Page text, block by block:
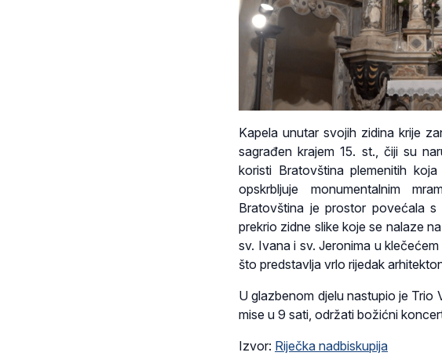
Kapela unutar svojih zidina krije
sagrađen krajem 15. st., čiji su
koristi Bratovština plemenitih
opskrbljuje monumentalnim
Bratovština je prostor povećala
prekrio zidne slike koje se nalaze
sv. Ivana i sv. Jeronima u
što predstavlja vrlo rijedak
U glazbenom djelu nastupio je Trio
mise u 9 sati, održati božićni
Izvor: Riječka nadbiskupija